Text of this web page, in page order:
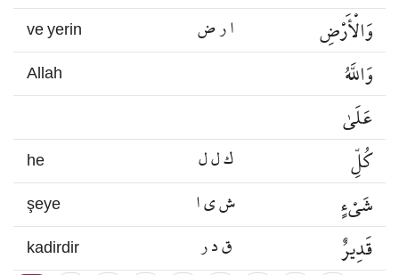
ve yerin ا ر ض وَالْأَرْضِ
Allah
وَاللَّهُ
عَلَىٰ
he ك ل ل كُلِّ
şeye ش ي ا شَيْءٍ
kadirdir ق د ر قَدِيرٌ